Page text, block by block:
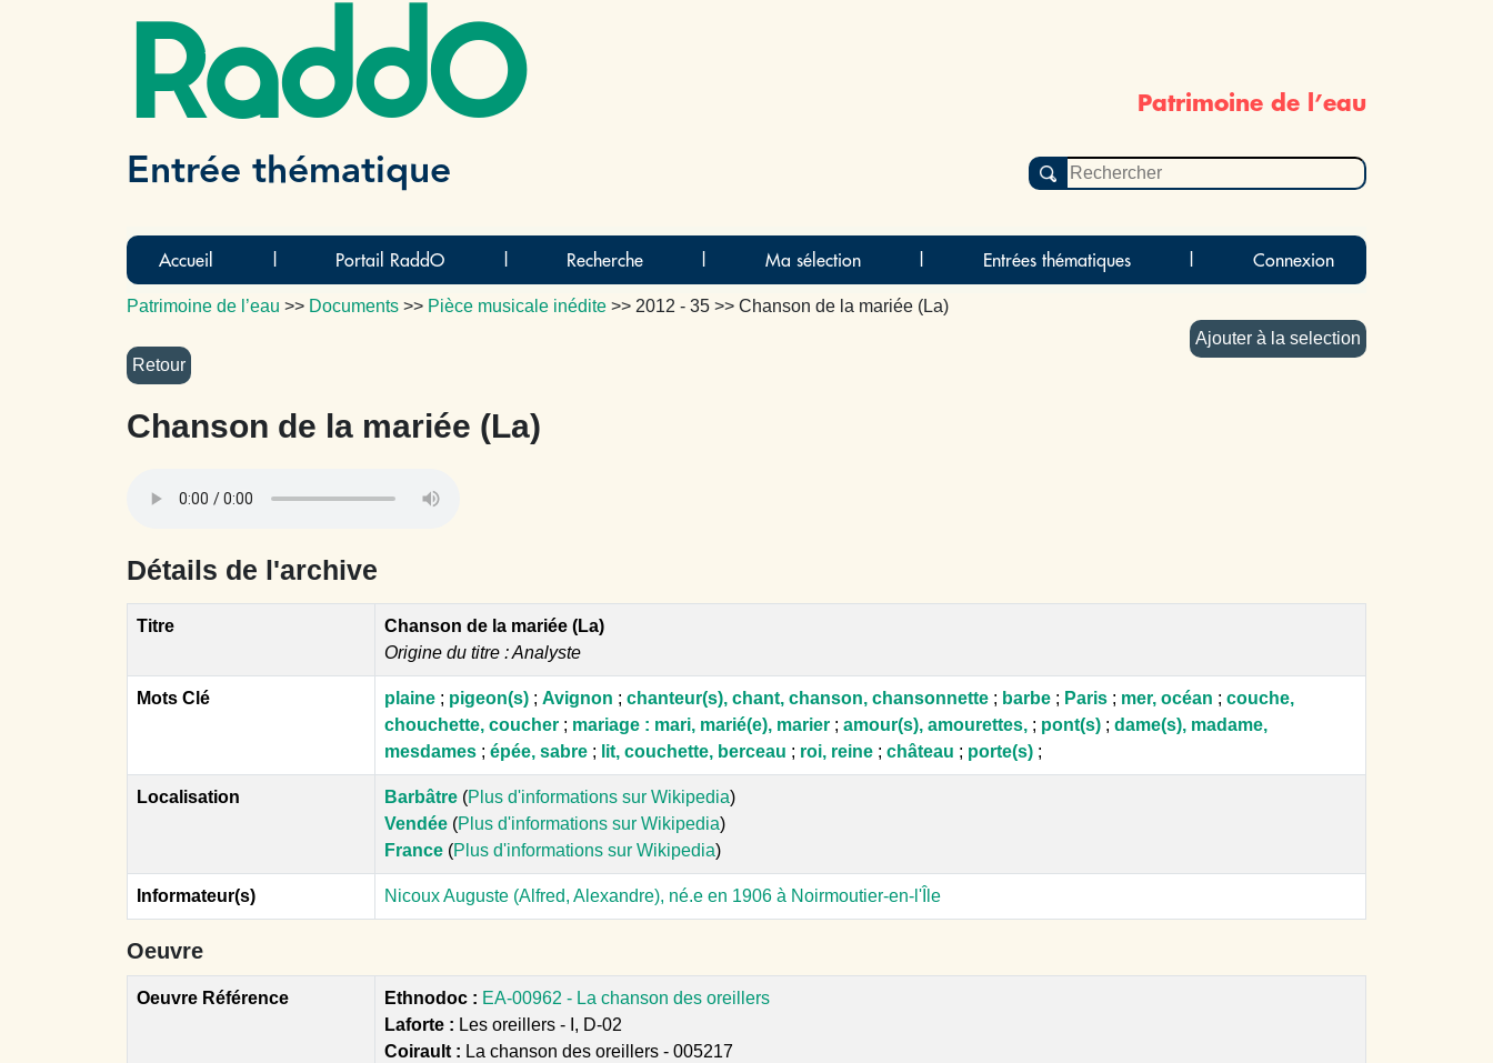
RaddO Patrimoine de l’eau
Entrée thématique
Accueil Portail RaddO Recherche Ma sélection Entrées thématiques Connexion
Patrimoine de l’eau >> Documents >> Pièce musicale inédite >> 2012 - 35 >> Chanson de la mariée (La)
Ajouter à la selection
Chanson de la mariée (La)
Détails de l'archive
Titre
Chanson de la mariée (La)
Origine du titre : Analyste
Mots Clé plaine ; pigeon(s) ; Avignon ; chanteur(s), chant, chanson, chansonnette ; barbe ; Paris ; mer, océan ; couche,
chouchette, coucher ; mariage : mari, marié(e), marier ; amour(s), amourettes, ; pont(s) ; dame(s), madame,
mesdames ; épée, sabre ; lit, couchette, berceau ; roi, reine ; château ; porte(s) ;
Localisation Barbâtre (Plus d'informations sur Wikipedia)
Vendée (Plus d'informations sur Wikipedia)
France (Plus d'informations sur Wikipedia)
Informateur(s) Nicoux Auguste (Alfred, Alexandre), né.e en 1906 à Noirmoutier-en-l'Île
Oeuvre
Oeuvre Référence Ethnodoc : EA-00962 - La chanson des oreillers
Laforte : Les oreillers - I, D-02
Coirault : La chanson des oreillers - 005217